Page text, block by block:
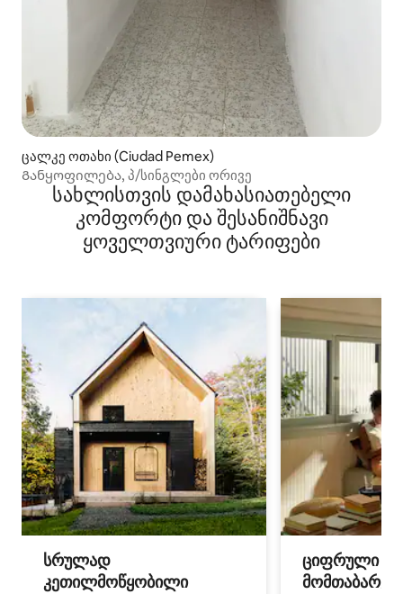
ცალკე ოთახი (Ciudad Pemex)
Განყოფილება, პ/სინგლები ორივე
სახლისთვის დამახასიათებელი
კომფორტი და შესანიშნავი
ყოველთვიური ტარიფები
სრულად
კეთილმოწყობილი
ციფრული